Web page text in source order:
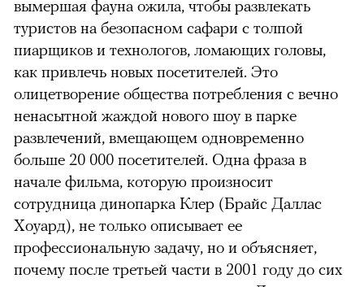
вымершая фауна ожила, чтобы развлекать
туристов на безопасном сафари с толпой
пиарщиков и технологов, ломающих головы,
как привлечь новых посетителей. Это
олицетворение общества потребления с вечно
ненасытной жаждой нового шоу в парке
развлечений, вмещающем одновременно
больше 20 000 посетителей. Одна фраза в
начале фильма, которую произносит
сотрудница динопарка Клер (Брайс Даллас
Хоуард), не только описывает ее
профессиональную задачу, но и объясняет,
почему после третьей части в 2001 году до сих